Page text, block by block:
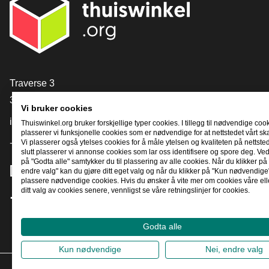
[_General:Contact]
Traverse 3
3905 NL Veenendaal
info@thuiswinkel.org
+31 (0)318 64 85 75
[_General:SocialMediaTitle]
Vi bruker cookies
Thuiswinkel.org bruker forskjellige typer cookies. I tillegg til nødvendige
plasserer vi funksjonelle cookies som er nødvendige for at nettstedet vårt
Vi plasserer også ytelses cookies for å måle ytelsen og kvaliteten på
slutt plasserer vi annonse cookies som lar oss identifisere og spore deg.
på "Godta alle" samtykker du til plassering av alle cookies. Når du klikker på
endre valg" kan du gjøre ditt eget valg og når du klikker på "Kun
plassere nødvendige cookies. Hvis du ønsker å vite mer om cookies våre
ditt valg av cookies senere, vennligst se våre retningslinjer for cookies.
Godta alle
Kun nødvendige Nei, endre valg